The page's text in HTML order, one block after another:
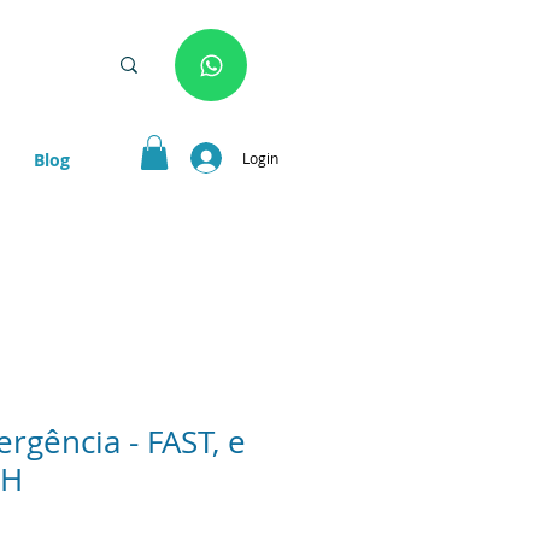
Blog Login
- FAST, e